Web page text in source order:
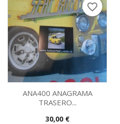
Vista rápida
ANA400 ANAGRAMA
TRASERO...
Precio
30,00 €
favorite_border